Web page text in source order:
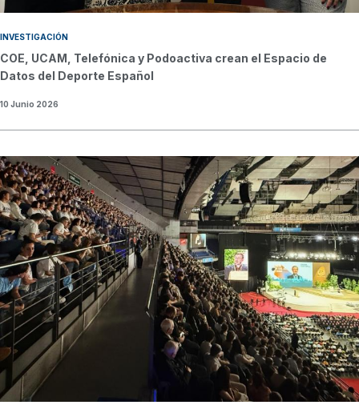
INVESTIGACIÓN
COE, UCAM, Telefónica y Podoactiva crean el Espacio de
Datos del Deporte Español
10 Junio 2026